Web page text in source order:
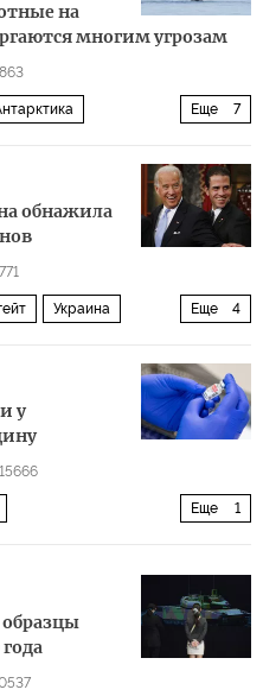
на
многим угрозам
Еще 7
обнажила
Еще 4
Украина
у
15666
Еще 1